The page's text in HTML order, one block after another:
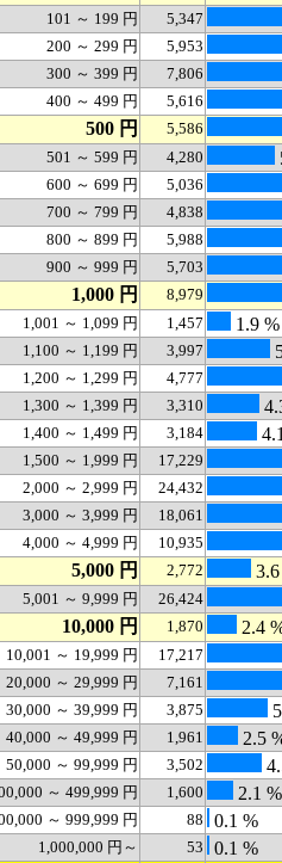
101 ～ 199 円
5,347
200 ～ 299 円
5,953
300 ～ 399 円
7,806
400 ～ 499 円
5,616
500 円
5,586
501 ～ 599 円
4,280
600 ～ 699 円
5,036
700 ～ 799 円
4,838
800 ～ 899 円
5,988
900 ～ 999 円
5,703
1,000 円
8,979
1,001 ～ 1,099 円
1,457 1.9 %
1,100 ～ 1,199 円 3,997
1,200 ～ 1,299 円
4,777
1,300 ～ 1,399 円
3,310
1,400 ～ 1,499 円 3,184
1,500 ～ 1,999 円
17,229
2,000 ～ 2,999 円
24,432
3,000 ～ 3,999 円
18,061
4,000 ～ 4,999 円
10,935
5,000 円 2,772
5,001 ～ 9,999 円 26,424
10,000 円 1,870 2.4
10,001 ～ 19,999 円
17,217
20,000 ～ 29,999 円
7,161
30,000 ～ 39,999 円
3,875
40,000 ～ 49,999 円 1,961 2.5
50,000 ～ 99,999 円 3,502
～ 499,999 円 1,600 2.1 %
～ 999,999 円 88 0.1 %
1,000,000 円～ 53
0.1 %